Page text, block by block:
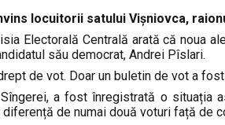
locuitorii satului Vișniovca,
Electorală Centrală arată că noua
său democrat, Andrei Pîslari.
de vot. Doar un buletin de vot a
a fost înregistrată o situația
de numai două voturi față de